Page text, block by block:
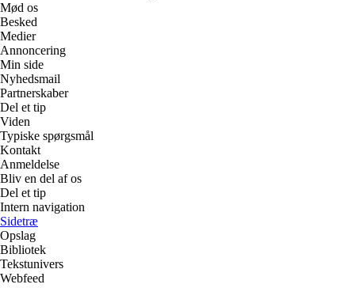
Mød os
Besked
Medier
Annoncering
Min side
Nyhedsmail
Partnerskaber
Del et tip
Viden
Typiske spørgsmål
Kontakt
Anmeldelse
Bliv en del af os
Del et tip
Intern navigation
Sidetræ
Opslag
Bibliotek
Tekstunivers
Webfeed